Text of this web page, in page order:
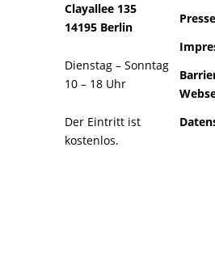
Clayallee 135
14195 Berlin
Dienstag – Sonntag
10 – 18 Uhr
Der Eintritt ist
kostenlos.
Presse